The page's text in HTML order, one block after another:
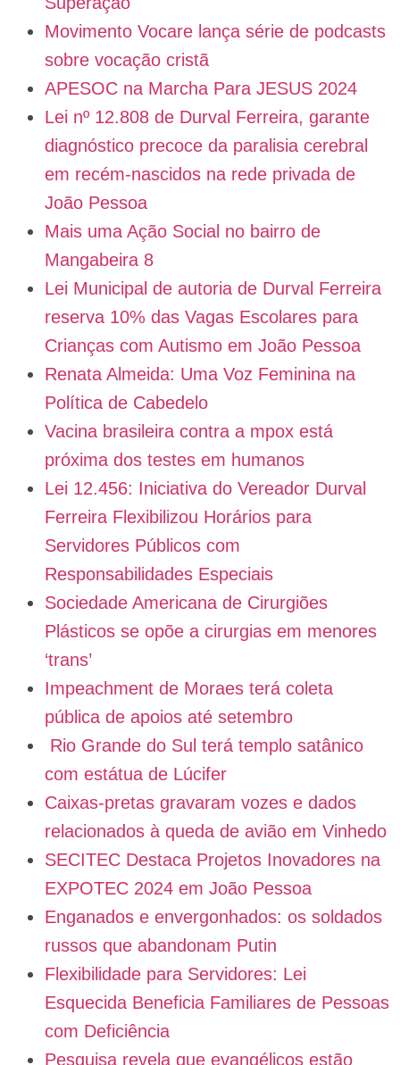
Movimento Vocare lança série de podcasts
sobre vocação cristã
APESOC na Marcha Para JESUS 2024
Lei nº 12.808 de Durval Ferreira, garante
diagnóstico precoce da paralisia cerebral
em recém-nascidos na rede privada de
João Pessoa
Mais uma Ação Social no bairro de
Mangabeira 8
Lei Municipal de autoria de Durval Ferreira
reserva 10% das Vagas Escolares para
Crianças com Autismo em João Pessoa
Renata Almeida: Uma Voz Feminina na
Política de Cabedelo
Vacina brasileira contra a mpox está
próxima dos testes em humanos
Lei 12.456: Iniciativa do Vereador Durval
Ferreira Flexibilizou Horários para
Servidores Públicos com
Responsabilidades Especiais
Sociedade Americana de Cirurgiões
Plásticos se opõe a cirurgias em menores
‘trans’
Impeachment de Moraes terá coleta
pública de apoios até setembro
Rio Grande do Sul terá templo satânico
com estátua de Lúcifer
Caixas-pretas gravaram vozes e dados
relacionados à queda de avião em Vinhedo
SECITEC Destaca Projetos Inovadores na
EXPOTEC 2024 em João Pessoa
Enganados e envergonhados: os soldados
russos que abandonam Putin
Flexibilidade para Servidores: Lei
Esquecida Beneficia Familiares de Pessoas
com Deficiência
Pesquisa revela que evangélicos estão